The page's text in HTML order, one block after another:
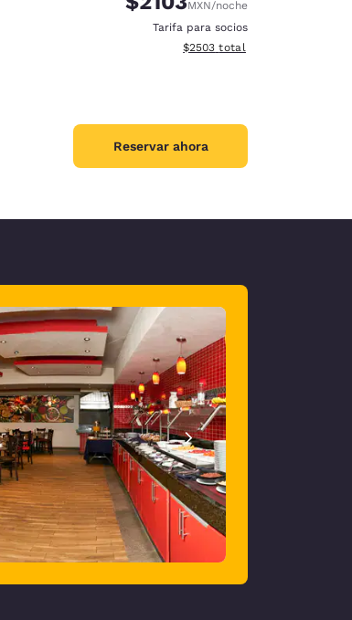
MXN/noche
Tarifa para socios
Ver detalles del total estimado
$2503 total
Reservar ahora